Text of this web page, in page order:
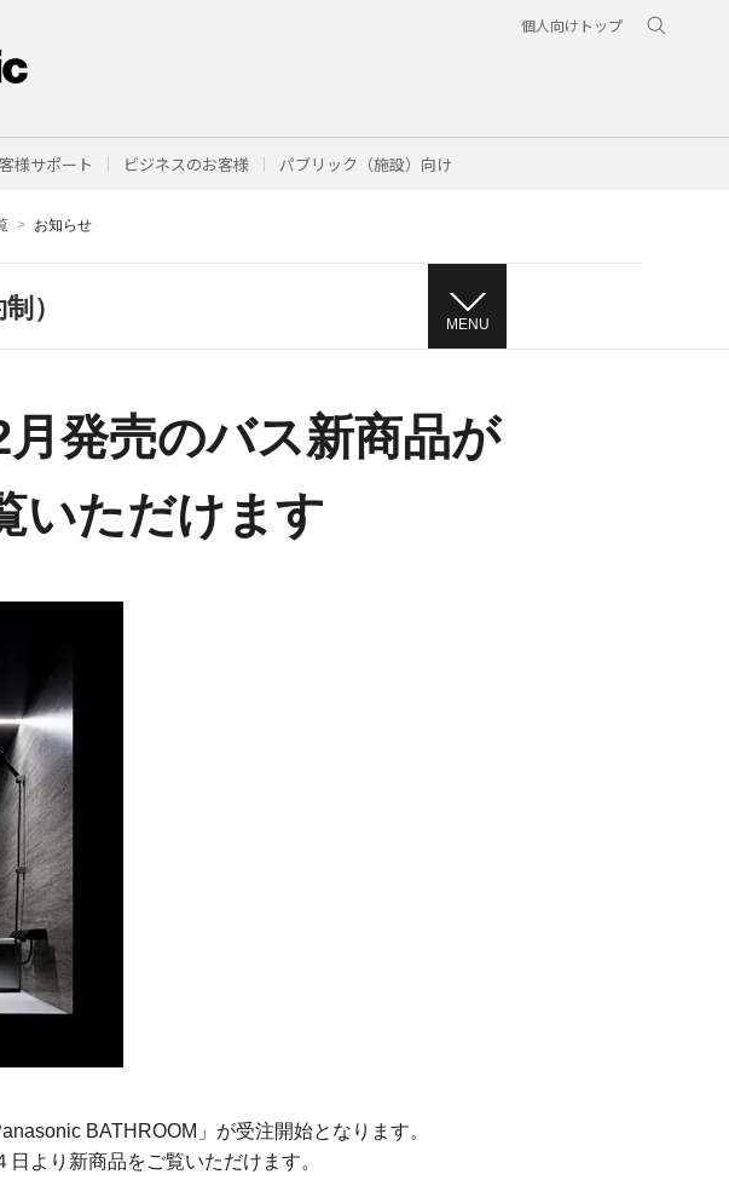
個人向けトップ
様サポート ビジネスのお客様 パブリック（施設）向け
お知らせ
）
MENU
月発売のバス新商品が
いただけます
BATHROOM」が受注開始となります。
より新商品をご覧いただけます。